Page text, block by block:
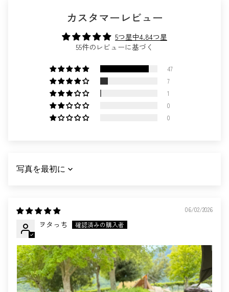
カスタマーレビュー
5つ星中4.84つ星
55件のレビューに基づく
47
7
1
0
0
SORT BY
06/02/2026
ヲタっち